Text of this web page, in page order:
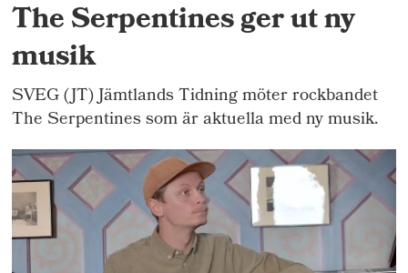
The Serpentines ger ut ny
musik
SVEG (JT) Jämtlands Tidning möter rockbandet
The Serpentines som är aktuella med ny musik.